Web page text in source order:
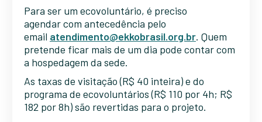
Para ser um ecovoluntário, é preciso
agendar com antecedência pelo
email atendimento@ekkobrasil.org.br. Quem
pretende ficar mais de um dia pode contar com
a hospedagem da sede.
As taxas de visitação (R$ 40 inteira) e do
programa de ecovoluntários (R$ 110 por 4h; R$
182 por 8h) são revertidas para o projeto.